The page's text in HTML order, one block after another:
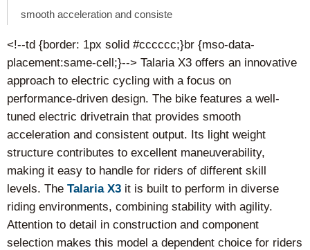
smooth acceleration and consiste
<!--td {border: 1px solid #cccccc;}br {mso-data-
placement:same-cell;}--> Talaria X3 offers an innovative
approach to electric cycling with a focus on
performance-driven design. The bike features a well-
tuned electric drivetrain that provides smooth
acceleration and consistent output. Its light weight
structure contributes to excellent maneuverability,
making it easy to handle for riders of different skill
levels. The Talaria X3 it is built to perform in diverse
riding environments, combining stability with agility.
Attention to detail in construction and component
selection makes this model a dependent choice for riders